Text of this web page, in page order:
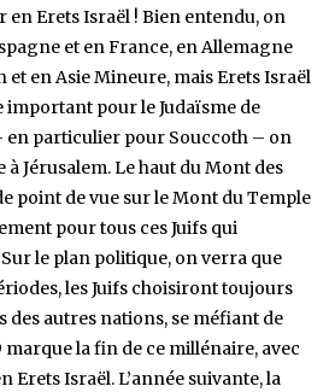
en Erets Israël ! Bien entendu, on
et en France, en Allemagne
et en Asie Mineure, mais Erets Israël
important pour le Judaïsme de
en particulier pour Souccoth – on
Jérusalem. Le haut du Mont des
point de vue sur le Mont du Temple
pour tous ces Juifs qui
le plan politique, on verra que
les Juifs choisiront toujours
des autres nations, se méfiant de
marque la fin de ce millénaire, avec
Erets Israël. L’année suivante, la